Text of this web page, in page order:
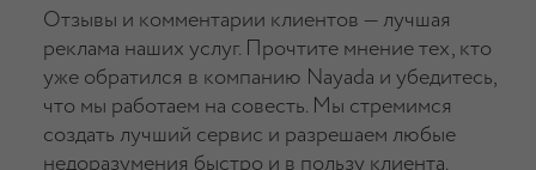
Отзывы и комментарии клиентов — лучшая
реклама наших услуг. Прочтите мнение тех, кто
уже обратился в компанию Nayada и убедитесь,
что мы работаем на совесть. Мы стремимся
создать лучший сервис и разрешаем любые
недоразумения быстро и в пользу клиента.